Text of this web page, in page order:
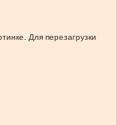
Для перезагрузки